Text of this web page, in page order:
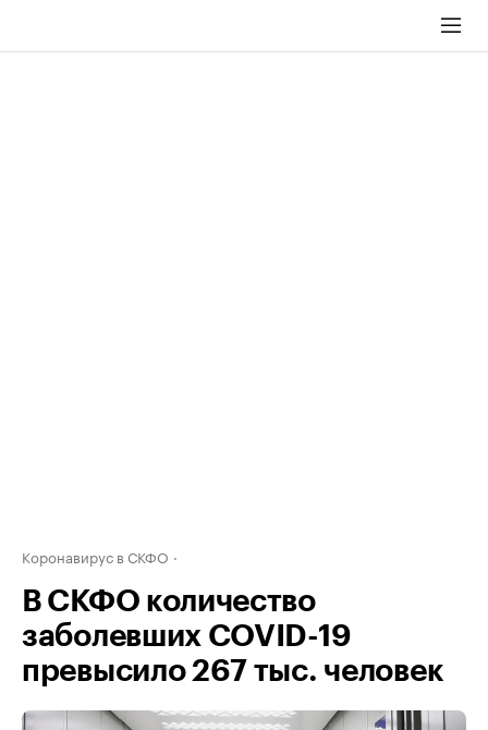
Коронавирус в СКФО
В СКФО количество
заболевших COVID-19
превысило 267 тыс. человек